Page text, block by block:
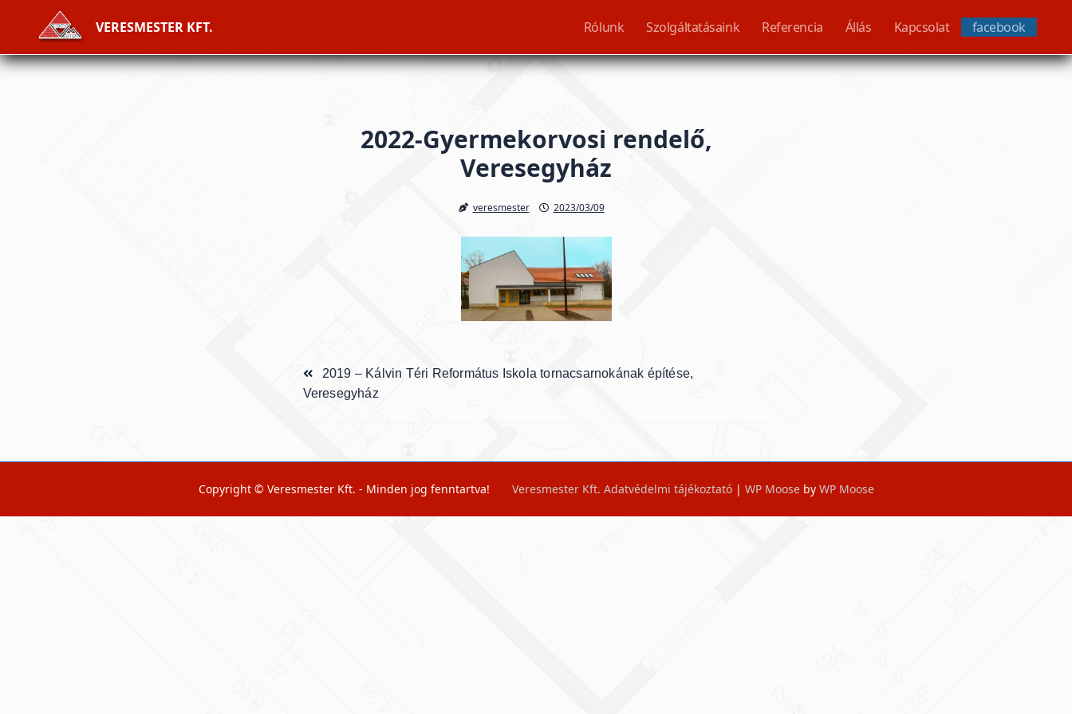
content
VERESMESTER KFT. Rólunk Szolgáltatásaink Referencia Állás Kapcsolat facebook
2022-Gyermekorvosi rendelő,
Veresegyház
veresmester 2023/03/09
<span
class="nav-
text">Page</span>
2019 – Kálvin Téri Református Iskola tornacsarnokának építése,
Veresegyház
Copyright © Veresmester Kft. - Minden jog fenntartva! Veresmester Kft. Adatvédelmi tájékoztató| WP Mooseby WP Moose